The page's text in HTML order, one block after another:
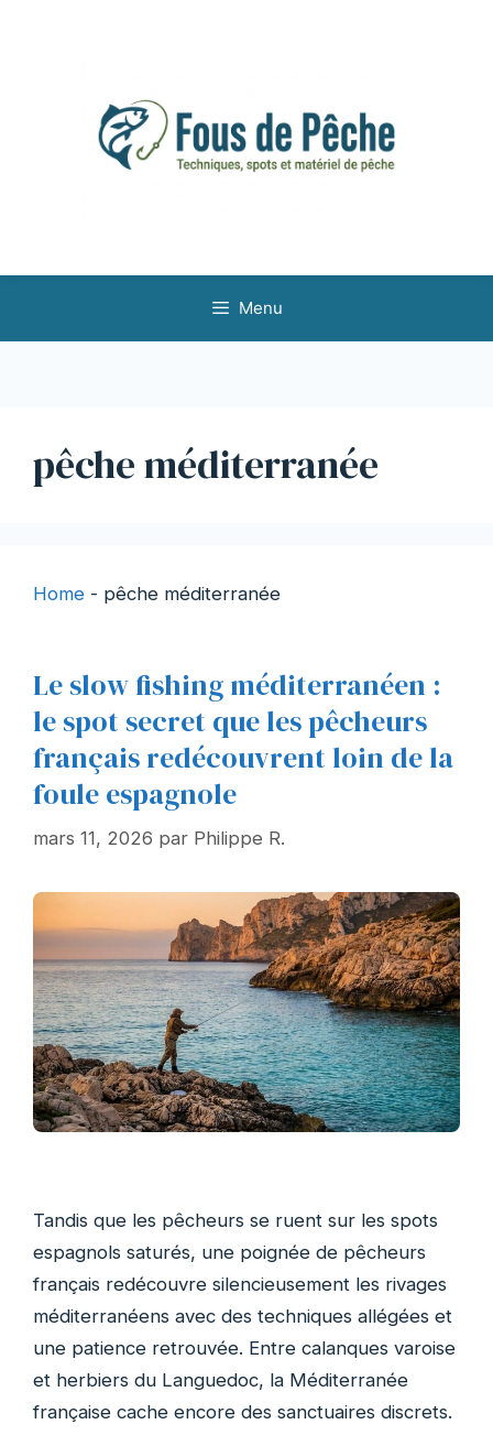
Menu
pêche méditerranée
Home - pêche méditerranée
Le slow fishing méditerranéen :
le spot secret que les pêcheurs
français redécouvrent loin de la
foule espagnole
mars 11, 2026 par Philippe R.
Tandis que les pêcheurs se ruent sur les spots
espagnols saturés, une poignée de pêcheurs
français redécouvre silencieusement les rivages
méditerranéens avec des techniques allégées et
une patience retrouvée. Entre calanques varoise
et herbiers du Languedoc, la Méditerranée
française cache encore des sanctuaires discrets.